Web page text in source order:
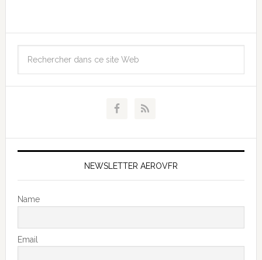
NEWSLETTER AEROVFR
Name
Email